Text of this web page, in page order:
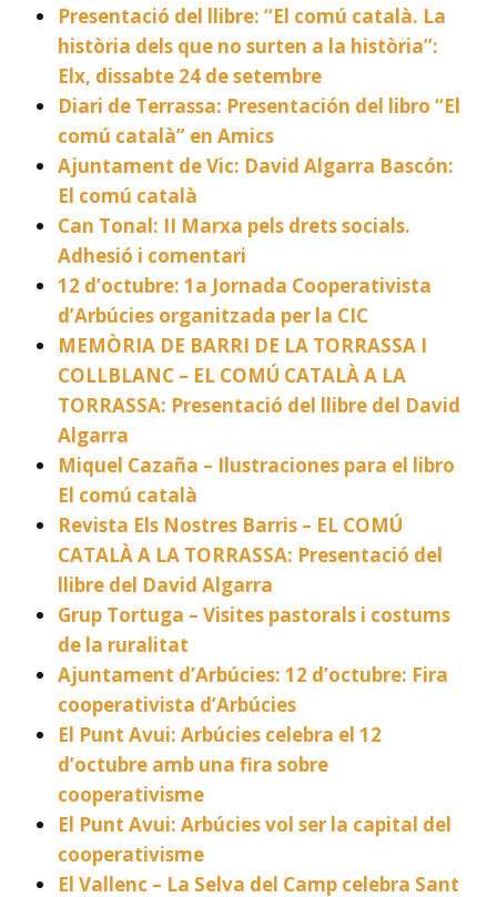
Presentació del llibre: “El comú català. La
història dels que no surten a la història”:
Elx, dissabte 24 de setembre
Diari de Terrassa: Presentación del libro “El
comú català” en Amics
Ajuntament de Vic: David Algarra Bascón:
El comú català
Can Tonal: II Marxa pels drets socials.
Adhesió i comentari
12 d’octubre: 1a Jornada Cooperativista
d’Arbúcies organitzada per la CIC
MEMÒRIA DE BARRI DE LA TORRASSA I
COLLBLANC – EL COMÚ CATALÀ A LA
TORRASSA: Presentació del llibre del David
Algarra
Miquel Cazaña – Ilustraciones para el libro
El comú català
Revista Els Nostres Barris – EL COMÚ
CATALÀ A LA TORRASSA: Presentació del
llibre del David Algarra
Grup Tortuga – Visites pastorals i costums
de la ruralitat
Ajuntament d’Arbúcies: 12 d’octubre: Fira
cooperativista d’Arbúcies
El Punt Avui: Arbúcies celebra el 12
d’octubre amb una fira sobre
cooperativisme
El Punt Avui: Arbúcies vol ser la capital del
cooperativisme
El Vallenc – La Selva del Camp celebra Sant